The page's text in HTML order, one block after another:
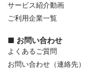
サービス紹介動画
ご利用企業一覧
■ お問い合わせ
よくあるご質問
お問い合わせ（連絡先）